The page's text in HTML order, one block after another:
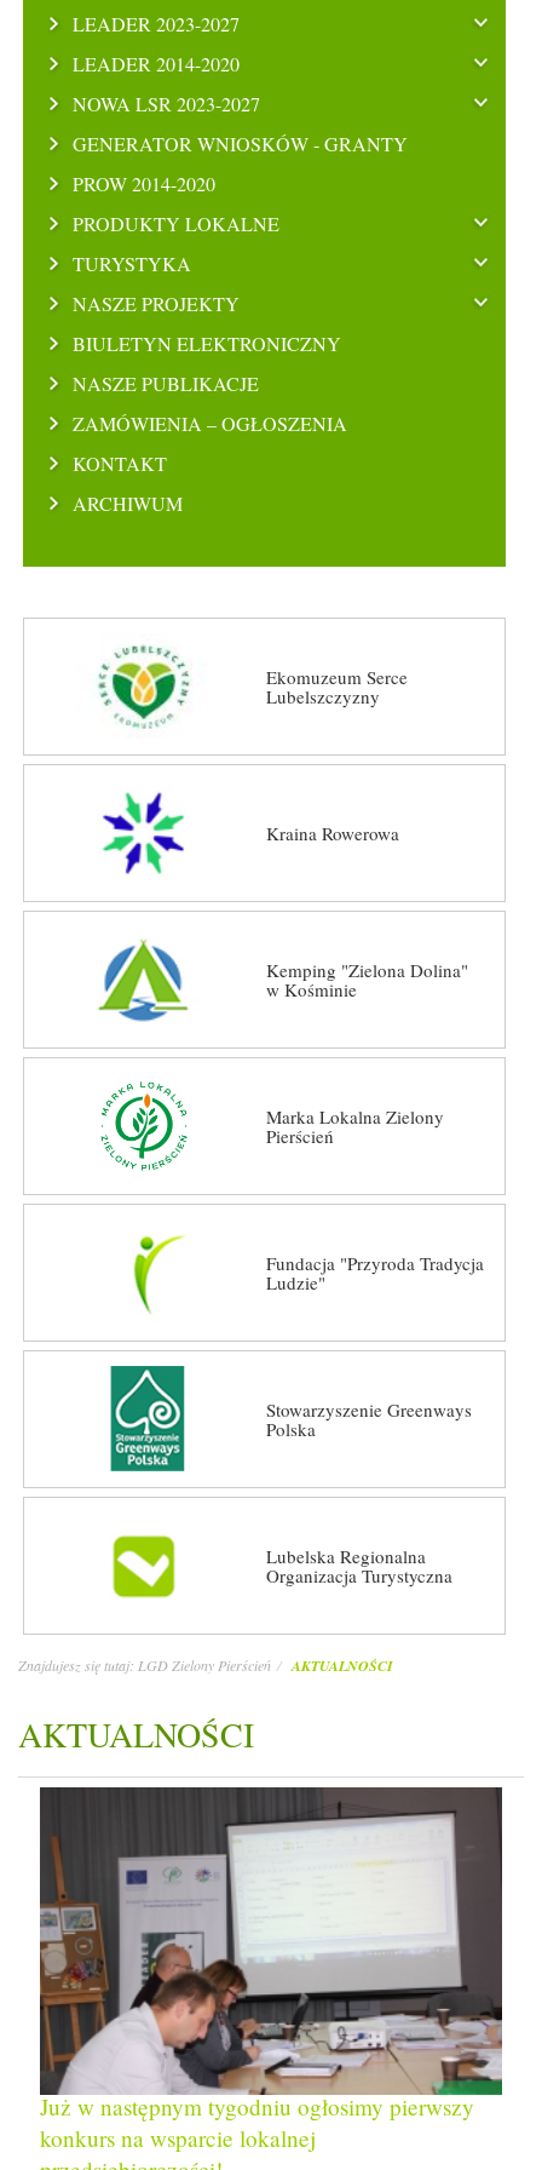
LEADER 2023-2027
LEADER 2014-2020
NOWA LSR 2023-2027
GENERATOR WNIOSKÓW - GRANTY
PROW 2014-2020
PRODUKTY LOKALNE
TURYSTYKA
NASZE PROJEKTY
BIULETYN ELEKTRONICZNY
NASZE PUBLIKACJE
ZAMÓWIENIA – OGŁOSZENIA
KONTAKT
ARCHIWUM
Ekomuzeum Serce
Lubelszczyzny
Kraina Rowerowa
Kemping "Zielona Dolina"
w Kośminie
Marka Lokalna Zielony
Pierścień
Fundacja "Przyroda Tradycja
Ludzie"
Stowarzyszenie Greenways
Polska
Lubelska Regionalna
Organizacja Turystyczna
Znajdujesz się tutaj: LGD Zielony Pierścień AKTUALNOŚCI
AKTUALNOŚCI
Już w następnym tygodniu ogłosimy pierwszy
konkurs na wsparcie lokalnej